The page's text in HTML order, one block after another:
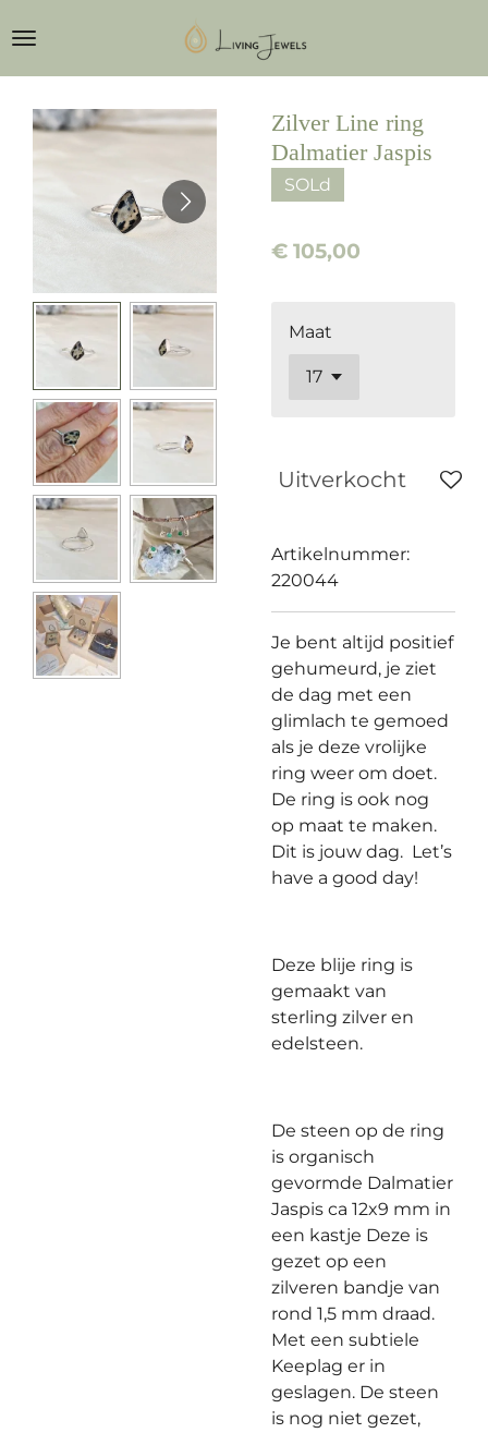
direct
naar
hoofdinhoud
Zilver Line ring
Dalmatier Jaspis
SOLd
€ 105,00
Maat
Uitverkocht
Artikelnummer:
220044
Je bent altijd positief
gehumeurd, je ziet
de dag met een
glimlach te gemoed
als je deze vrolijke
ring weer om doet.
De ring is ook nog
op maat te maken.
Dit is jouw dag. Let’s
have a good day!
Deze blije ring is
gemaakt van
sterling zilver en
edelsteen.
De steen op de ring
is organisch
gevormde Dalmatier
Jaspis ca 12x9 mm in
een kastje Deze is
gezet op een
zilveren bandje van
rond 1,5 mm draad.
Met een subtiele
Keeplag er in
geslagen. De steen
is nog niet gezet,